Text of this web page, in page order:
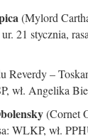
(Mylord
21 stycznia,
Reverdy –
wł. Angelika
(Cornet
WLKP, wł.